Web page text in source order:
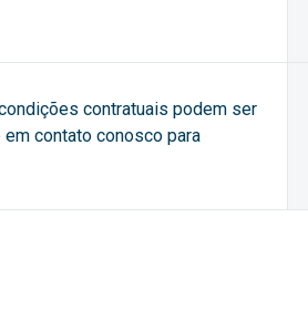
contratuais podem ser
contato conosco para